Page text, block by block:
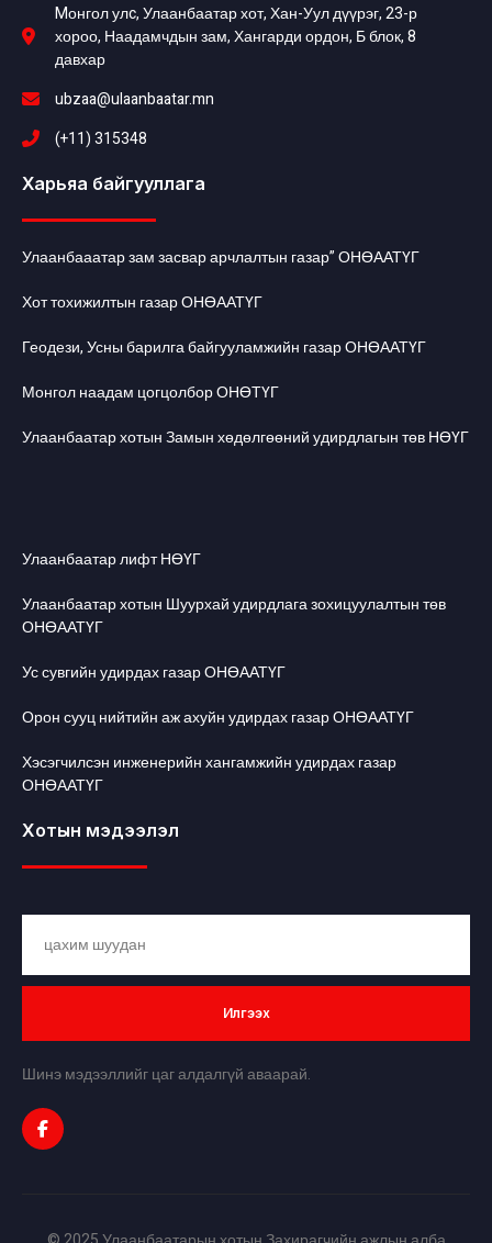
Mонгол улc, Улаанбаатар хот, Хан-Уул дүүрэг, 23-р
хороо, Наадамчдын зам, Хангарди ордон, Б блок, 8
давхар
ubzaa@ulaanbaatar.mn
(+11) 315348
Харьяа байгууллага
Улаанбааатар зам засвар арчлалтын газар” ОНӨААТҮГ
Хот тохижилтын газар ОНӨААТҮГ
Геодези, Усны барилга байгууламжийн газар ОНӨААТҮГ
Монгол наадам цогцолбор ОНӨТҮГ
Улаанбаатар хотын Замын хөдөлгөөний удирдлагын төв НӨҮГ
Улаанбаатар лифт НӨҮГ
Улаанбаатар хотын Шуурхай удирдлага зохицуулалтын төв
ОНӨААТҮГ
Ус сувгийн удирдах газар ОНӨААТҮГ
Орон сууц нийтийн аж ахуйн удирдах газар ОНӨААТҮГ
Хэсэгчилсэн инженерийн хангамжийн удирдах газар
ОНӨААТҮГ
Хотын мэдээлэл
Илгээх
Шинэ мэдээллийг цаг алдалгүй аваарай.